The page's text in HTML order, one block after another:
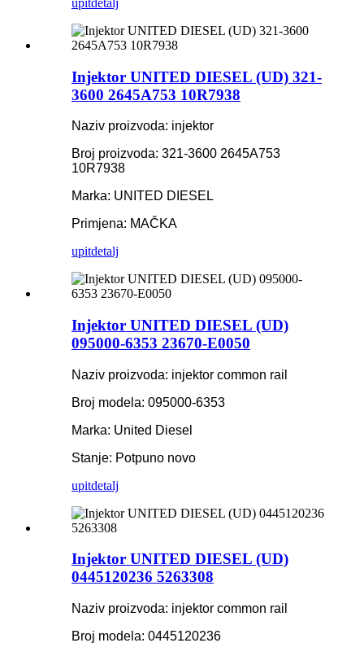
Injektor UNITED DIESEL (UD) 321-
3600 2645A753 10R7938
Naziv proizvoda: injektor
Broj proizvoda: 321-3600 2645A753
10R7938
Marka: UNITED DIESEL
Primjena: MAČKA
upitdetalj
Injektor UNITED DIESEL (UD)
095000-6353 23670-E0050
Naziv proizvoda: injektor common rail
Broj modela: 095000-6353
Marka: United Diesel
Stanje: Potpuno novo
upitdetalj
Injektor UNITED DIESEL (UD)
0445120236 5263308
Naziv proizvoda: injektor common rail
Broj modela: 0445120236